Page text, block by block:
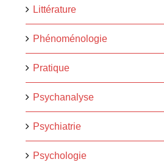
Littérature
Phénoménologie
Pratique
Psychanalyse
Psychiatrie
Psychologie